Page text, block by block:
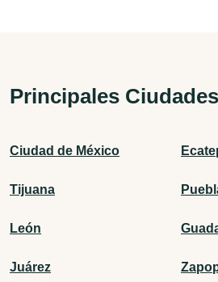
Principales Ciudades
Ciudad de México
Tijuana
León
Juárez